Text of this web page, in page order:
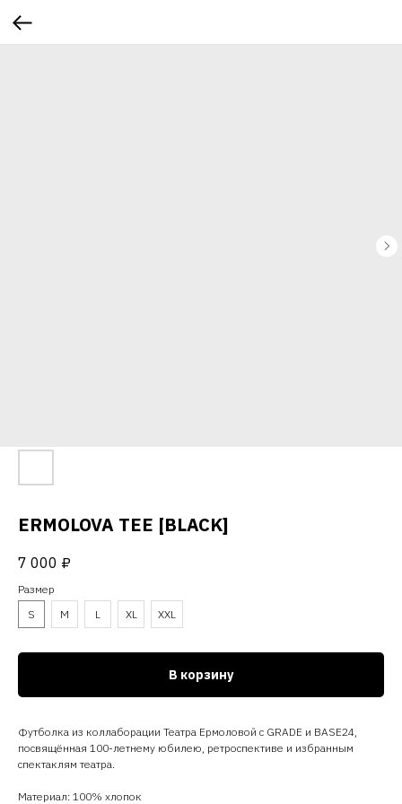
ERMOLOVA TEE [BLACK]
7 000 ₽
Размер
S
M L XL XXL
В корзину
Футболка из коллаборации Театра Ермоловой с GRADE и BASE24,
посвящённая 100-летнему юбилею, ретроспективе и избранным
спектаклям театра.
Материал: 100% хлопок